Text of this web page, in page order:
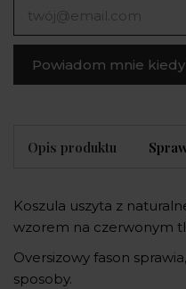
Powiadom mnie
Opis produktu
Koszula uszyta z
wzorem na czerwonym
Oversizowy fason
sposoby.